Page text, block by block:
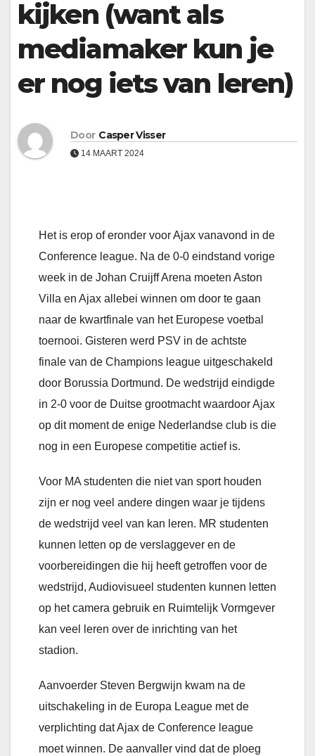
kijken (want als
mediamaker kun je
er nog iets van leren)
Door Casper Visser
14 MAART 2024
Het is erop of eronder voor Ajax vanavond in de
Conference league. Na de 0-0 eindstand vorige
week in de Johan Cruijff Arena moeten Aston
Villa en Ajax allebei winnen om door te gaan
naar de kwartfinale van het Europese voetbal
toernooi. Gisteren werd PSV in de achtste
finale van de Champions league uitgeschakeld
door Borussia Dortmund. De wedstrijd eindigde
in 2-0 voor de Duitse grootmacht waardoor Ajax
op dit moment de enige Nederlandse club is die
nog in een Europese competitie actief is.
Voor MA studenten die niet van sport houden
zijn er nog veel andere dingen waar je tijdens
de wedstrijd veel van kan leren. MR studenten
kunnen letten op de verslaggever en de
voorbereidingen die hij heeft getroffen voor de
wedstrijd, Audiovisueel studenten kunnen letten
op het camera gebruik en Ruimtelijk Vormgever
kan veel leren over de inrichting van het
stadion.
Aanvoerder Steven Bergwijn kwam na de
uitschakeling in de Europa League met de
verplichting dat Ajax de Conference league
moet winnen. De aanvaller vind dat de ploeg